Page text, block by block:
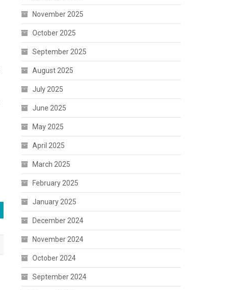
November 2025
October 2025
September 2025
August 2025
July 2025
June 2025
May 2025
April 2025
March 2025
February 2025
January 2025
December 2024
November 2024
October 2024
September 2024